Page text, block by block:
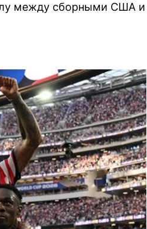
между сборными США и